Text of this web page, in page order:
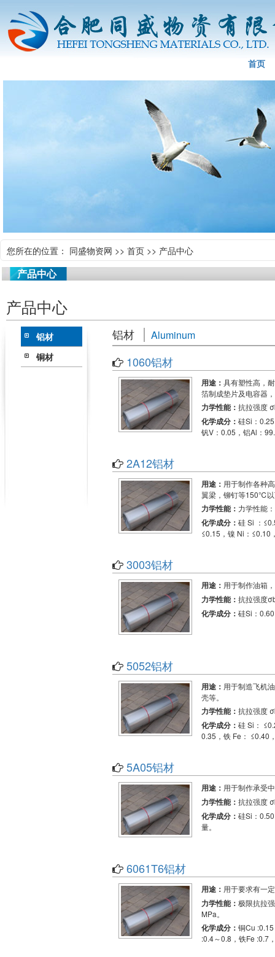
首页
您所在的位置： 同盛物资网 >> 首页 >> 产品中心
产品中心
产品中心
铝材
铜材
铝材 Aluminum
1060铝材
用途： 具有塑性高，
箔制成垫片及电容器
力学性能： 抗拉强度
化学成分： 硅Si：
钒V：0.05，铝Al：
2A12铝材
用途： 用于制作各种
翼梁，铆钉等150℃以
力学性能： 力学性能
化学成分： 硅 Si ：
≤0.15，镍 Ni：≤0.10
3003铝材
用途： 用于制作油箱
力学性能： 抗拉强度
化学成分： 硅Si：
5052铝材
用途： 用于制造飞机
壳等。
力学性能： 抗拉强度
化学成分： 硅 Si：
0.35，铁 Fe： ≤0.40
5A05铝材
用途： 用于制作承受
力学性能： 抗拉强度
化学成分： 硅Si：
量。
6061T6铝材
用途： 用于要求有一
力学性能： 极限抗拉
MPa。
化学成分： 铜Cu
:0.4～0.8，铁Fe :0.7